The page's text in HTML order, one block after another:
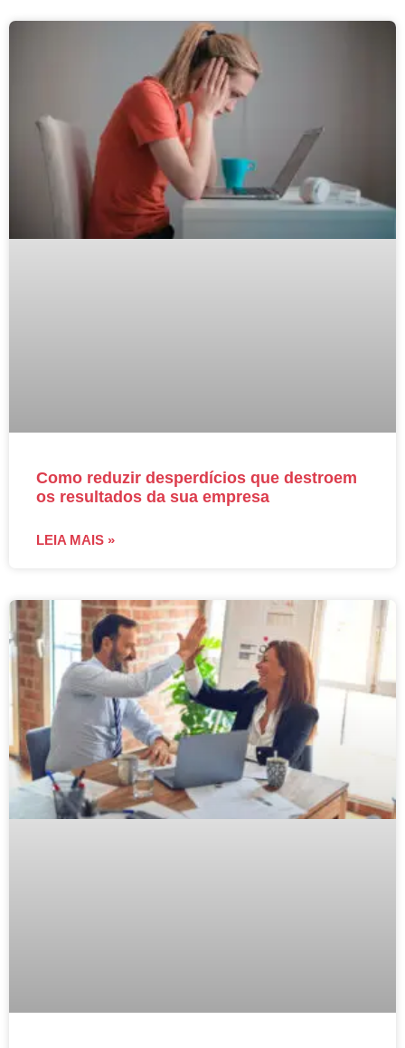
Como reduzir desperdícios que destroem
os resultados da sua empresa
LEIA MAIS »